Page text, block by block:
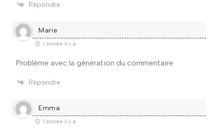
Répondre
Marie
1 année il y a
Problème avec la génération du commentaire.
Répondre
Emma
1 année il y a